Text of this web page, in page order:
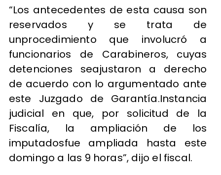
“Los antecedentes de esta causa son
reservados y se trata de
unprocedimiento que involucró a
funcionarios de Carabineros, cuyas
detenciones seajustaron a derecho
de acuerdo con lo argumentado ante
este Juzgado de Garantía.Instancia
judicial en que, por solicitud de la
Fiscalía, la ampliación de los
imputadosfue ampliada hasta este
domingo a las 9 horas”, dijo el fiscal.